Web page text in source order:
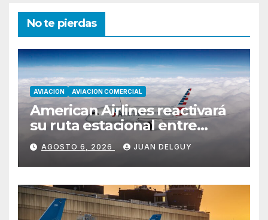
No te pierdas
AVIACION AVIACION COMERCIAL
American Airlines reactivará
su ruta estacional entre
Miami y Montevideo con
vuelos diarios
AGOSTO 6, 2026 JUAN DELGUY